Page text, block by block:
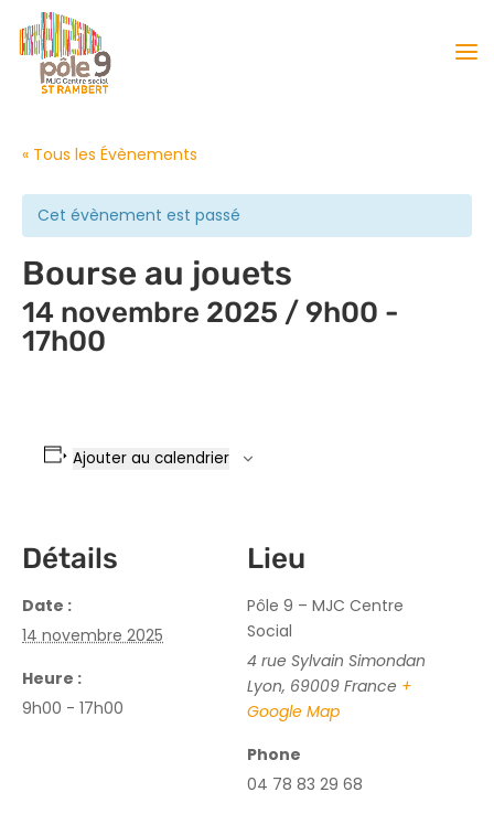
« Tous les Évènements
Cet évènement est passé
Bourse au jouets
14 novembre 2025 / 9h00 -
17h00
Ajouter au calendrier
Détails
Date :
14 novembre 2025
Heure :
9h00 - 17h00
Lieu
Pôle 9 – MJC Centre
Social
4 rue Sylvain Simondan
Lyon, 69009 France +
Google Map
Phone
04 78 83 29 68